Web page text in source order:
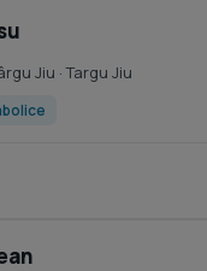
Jiu · Targu Jiu